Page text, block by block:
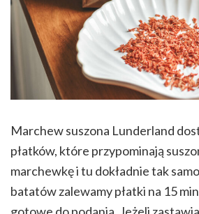
Marchew suszona Lunderland
płatków, które przypominają
marchewkę i tu dokładnie tak
batatów zalewamy płatki na 15